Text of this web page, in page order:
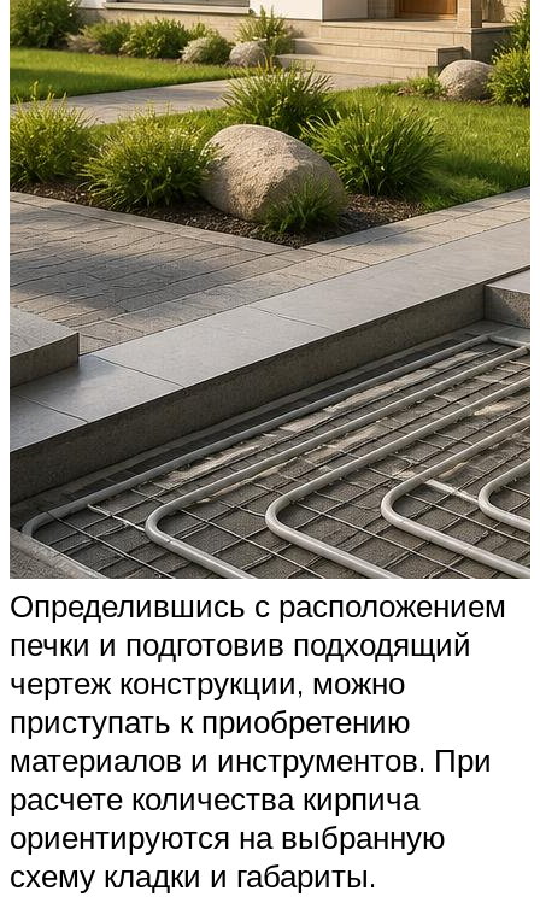
Определившись с расположением
печки и подготовив подходящий
чертеж конструкции, можно
приступать к приобретению
материалов и инструментов. При
расчете количества кирпича
ориентируются на выбранную
схему кладки и габариты.